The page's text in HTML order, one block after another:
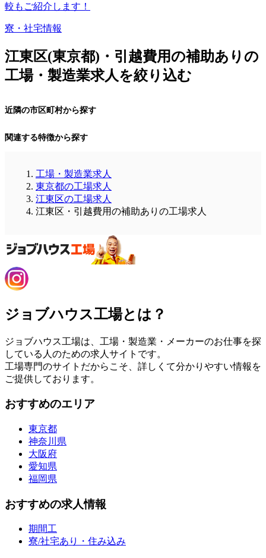
較もご紹介します！
寮・社宅情報
江東区(東京都)・引越費用の補助ありの
工場・製造業求人を絞り込む
近隣の市区町村から探す
関連する特徴から探す
工場・製造業求人
東京都の工場求人
江東区の工場求人
江東区・引越費用の補助ありの工場求人
ジョブハウス工場とは？
ジョブハウス工場は、工場・製造業・メーカーのお仕事を探
している人のための求人サイトです。
工場専門のサイトだからこそ、詳しくて分かりやすい情報を
ご提供しております。
おすすめのエリア
東京都
神奈川県
大阪府
愛知県
福岡県
おすすめの求人情報
期間工
寮/社宅あり・住み込み